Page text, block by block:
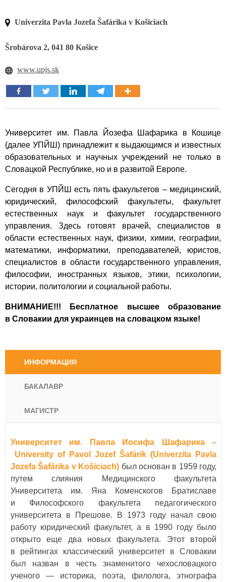
Univerzita Pavla Jozefa Šafárika v Košiciach
Šrobárova 2, 041 80 Košice
www.upjs.sk
Университет им. Павла Йозефа Шафарика в Кошице
(далее УПЙШ) принадлежит к выдающимся и известных
образовательных и научных учреждений не только в
Словацкой Республике, но и в развитой Европе.
Сегодня в УПЙШ есть пять факультетов – медицинский,
юридический, философский факультеты, факультет
естественных наук и факультет государственного
управления. Здесь готовят врачей, специалистов в
области естественных наук, физики, химии, географии,
математики, информатики, преподавателей, юристов,
специалистов в области государственного управления,
философии, иностранных языков, этики, психологии,
истории, политологии и социальной работы.
ВНИМАНИЕ!!! Бесплатное высшее образование
в Словакии для украинцев на словацком языке!
ИНФОРМАЦИЯ
БАКАЛАВР
МАГИСТР
Университет им. Павла Иосифа Шафарика –
University of Pavol Jozef Šafárik (Univerzita Pavla
Jozefa Šafárika v Košiciach) был основан в 1959 году,
путем слияния Медицинского факультета
Университета им. Яна Коменскогов Братиславе
и Философского факультета педагогического
университета в Прешове. В 1973 году начал свою
работу юридический факультет, а в 1990 году было
открыто еще два новых факультета. Этот второй
в рейтингах классический университет в Словакии
был назван в честь знаменитого чехословацкого
ученого — историка, поэта, филолога, этнографа